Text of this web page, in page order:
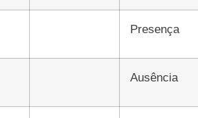
Presença
Ausência